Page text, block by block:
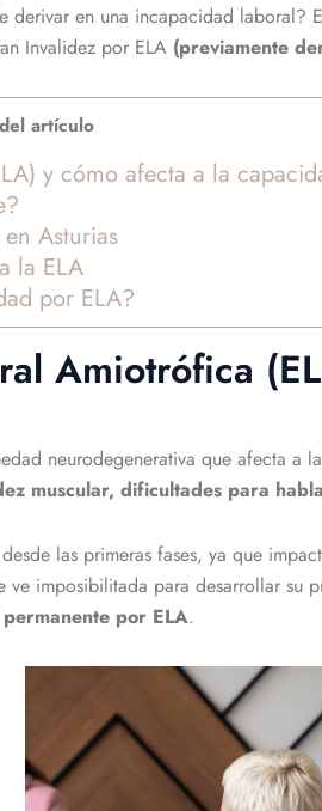
derivar en una incapacidad laboral?
Invalidez por ELA (previamente
artículo
y cómo afecta a la
Asturias
la ELA
por ELA?
Amiotrófica
neurodegenerativa que afecta a
muscular, dificultades para
las primeras fases, ya que
imposibilitada para desarrollar
por ELA.